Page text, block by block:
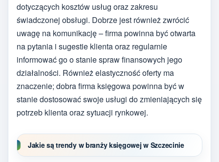
dotyczących kosztów usług oraz zakresu
świadczonej obsługi. Dobrze jest również zwrócić
uwagę na komunikację – firma powinna być otwarta
na pytania i sugestie klienta oraz regularnie
informować go o stanie spraw finansowych jego
działalności. Również elastyczność oferty ma
znaczenie; dobra firma księgowa powinna być w
stanie dostosować swoje usługi do zmieniających się
potrzeb klienta oraz sytuacji rynkowej.
Jakie są trendy w branży księgowej w Szczecinie